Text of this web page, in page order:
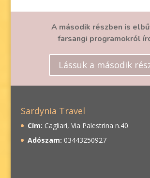
A második részben is
farsangi programokról
Lássuk a második
Sardynia Travel
Cím: Cagliari, Via Palestrina n.40
Adószam: 03443250927